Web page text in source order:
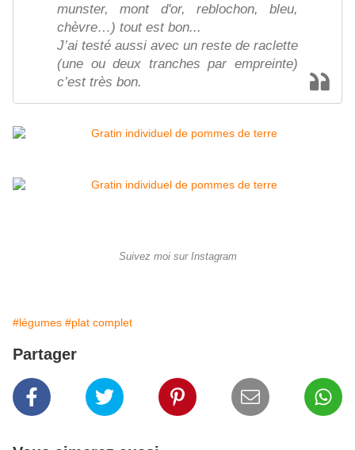
munster, mont d'or, reblochon, bleu,
chèvre…) tout est bon...
J’ai testé aussi avec un reste de raclette
(une ou deux tranches par empreinte)
c’est très bon.
Suivez moi sur Instagram
#légumes #plat complet
Partager